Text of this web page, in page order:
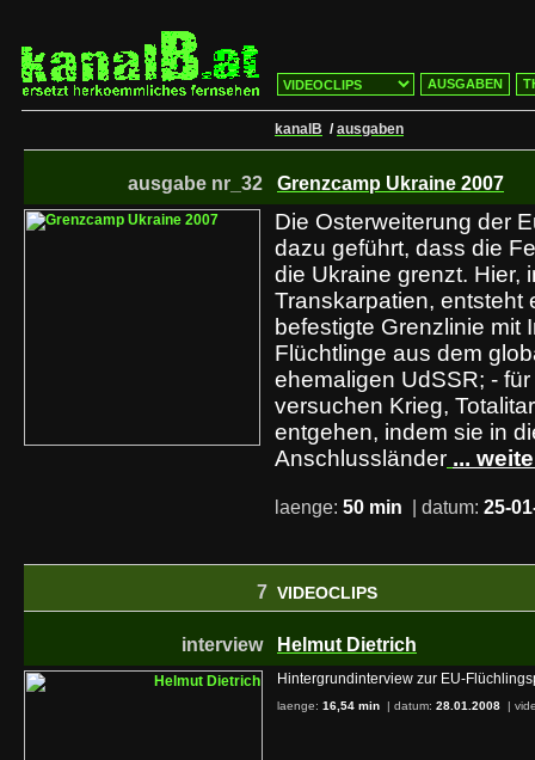
AUSGABEN
kanalB /ausgaben
ausgabe nr_32 Grenzcamp Ukraine 2007
Die Osterweiterung der
dazu geführt, dass die
die Ukraine grenzt. Hier,
Transkarpatien, entsteht
befestigte Grenzlinie mit
Flüchtlinge aus dem
ehemaligen UdSSR; -
versuchen Krieg,
entgehen, indem sie in
Anschlussländer ...
laenge: 50 min | datum: 25-
7 VIDEOCLIPS
interview Helmut Dietrich
Hintergrundinterview zur EU-
laenge: 16,54 min | datum: 28.01.2008 |